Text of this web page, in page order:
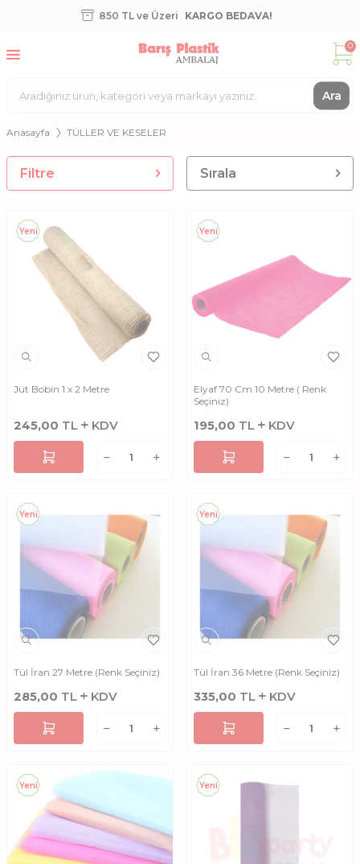
850 TL ve Üzeri KARGO BEDAVA!
Ara
0
Anasayfa TÜLLER VE KESELER
Filtre Sırala
Yeni
Jüt Bobin 1 x 2 Metre
245,00 TL KDV
Yeni
Elyaf 70 Cm 10 Metre ( Renk
Seçiniz)
195,00 TL KDV
Yeni
Tül İran 27 Metre (Renk Seçiniz)
285,00 TL KDV
Yeni
Tül İran 36 Metre (Renk Seçiniz)
335,00 TL KDV
Yeni Yeni